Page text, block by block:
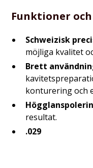
Funktioner
Schweizisk
möjliga kvalitet
Brett
konturering och
resultat.
.029